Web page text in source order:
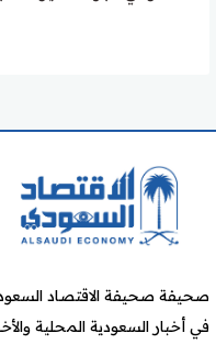
صحيفة صحيفة الاقتصاد
في أخبار السعودية المحلية